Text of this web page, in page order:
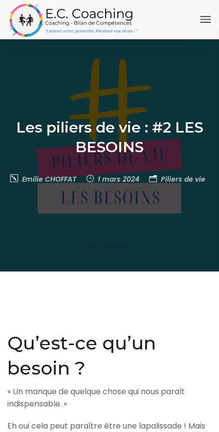
Les piliers de vie : #2 LES
BESOINS
Emilie CHOFFAT 1 mars 2024 Piliers de vie
Qu’est-ce qu’un
besoin ?
« Un manque de quelque chose qui nous paraît
indispensable. »
Eh oui cela peut paraître être une lapalissade ! Mais